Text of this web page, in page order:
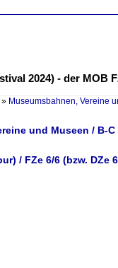
2024) - der
» Museumsbahnen, Vereine
und Museen / B-
/ FZe 6/6 (bzw. DZe